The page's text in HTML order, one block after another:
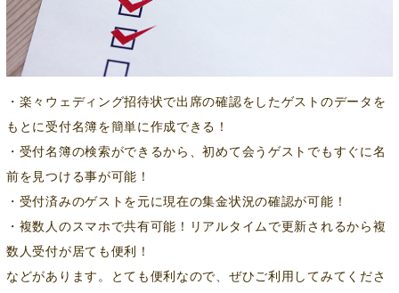
・楽々ウェディング招待状で出席の確認をしたゲストのデータを
もとに受付名簿を簡単に作成できる！
・受付名簿の検索ができるから、初めて会うゲストでもすぐに名
前を見つける事が可能！
・受付済みのゲストを元に現在の集金状況の確認が可能！
・複数人のスマホで共有可能！リアルタイムで更新されるから複
数人受付が居ても便利！
などがあります。とても便利なので、ぜひご利用してみてくださ